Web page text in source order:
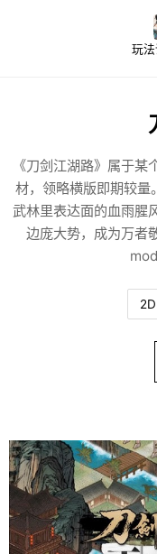
玩法
《刀剑江湖路》属于
材，领略横版即期较量
武林里表达面的血雨腥
边庞大势，成为万者